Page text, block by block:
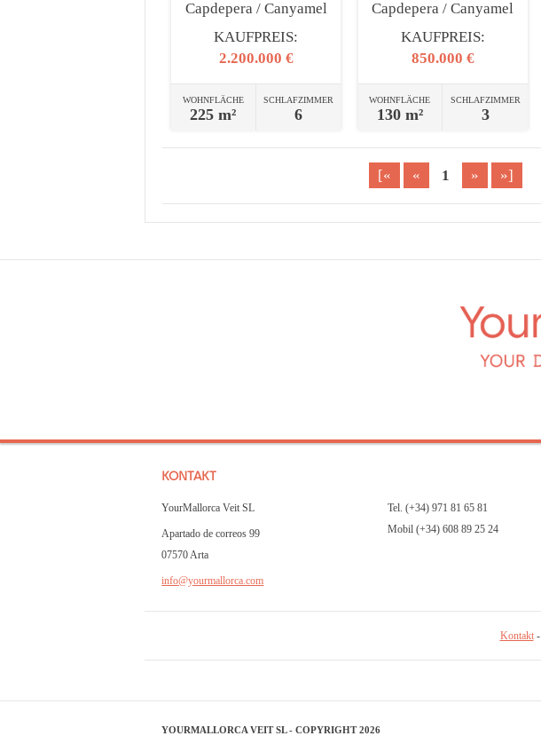
Capdepera / Canyamel
KAUFPREIS:
2.200.000 €
WOHNFLÄCHE
225 m²
SCHLAFZIMMER
6
Capdepera / Canyamel
KAUFPREIS:
850.000 €
WOHNFLÄCHE
130 m²
SCHLAFZIMMER
3
[« « 1 » »]
KONTAKT
YourMallorca Veit SL
Apartado de correos 99
07570 Arta
info@yourmallorca.com
Tel. (+34) 971 81 65 81
Mobil (+34) 608 89 25 24
Kontakt-
YOURMALLORCA VEIT SL - COPYRIGHT 2026